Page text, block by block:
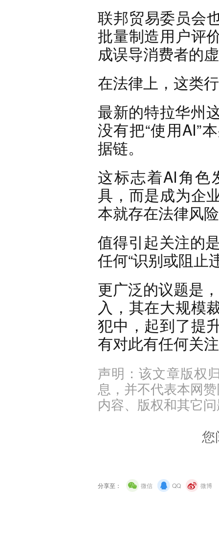
联邦贸易委员会
批量制造用户评
成误导消费者的
在法律上，这类
最新的特拉华州
没有把“使用AI”
据链。
这标志着AI角
具，而是成为企
本就存在法律风
值得引起关注的
任何“识别或阻止
更广泛的议题是
入，其在大规模
犯中，起到了提
有对此有任何关
声明：该文章版权
息，并不代表本网
内容、版权和其它
您
分享至： 微信 QQ 微博